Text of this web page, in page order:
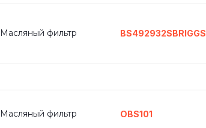
Масляный фильтр BS492932SBRIGGS
Масляный фильтр OBS101